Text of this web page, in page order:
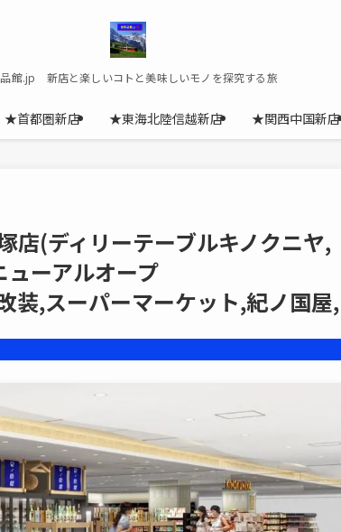
館.jp 新店と楽しいコトと美味しいモノを探究する旅
★首都圏新店 ★東海北陸信越新店 ★関西中国新店
(ディリーテーブルキノクニヤ,
ーアルオープ
,スーパーマーケット,紀ノ国屋,